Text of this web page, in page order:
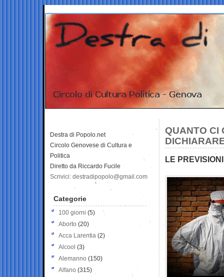
QUANTO CI
LE
Destra di Popolo.net
Circolo Genovese di Cultura e
Politica
Diretto da Riccardo Fucile
Scrivici: destradipopolo@gmail.com
Categorie
100 giorni (5)
Aborto (20)
Acca Larentia (2)
Alcool (3)
Alemanno (150)
Alfano (315)